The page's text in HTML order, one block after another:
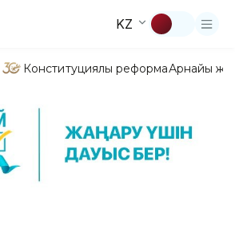
KZ
Конституциялық реформаАрнайы